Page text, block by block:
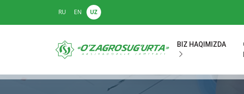
RU EN UZ
BIZ HAQIMIZDA